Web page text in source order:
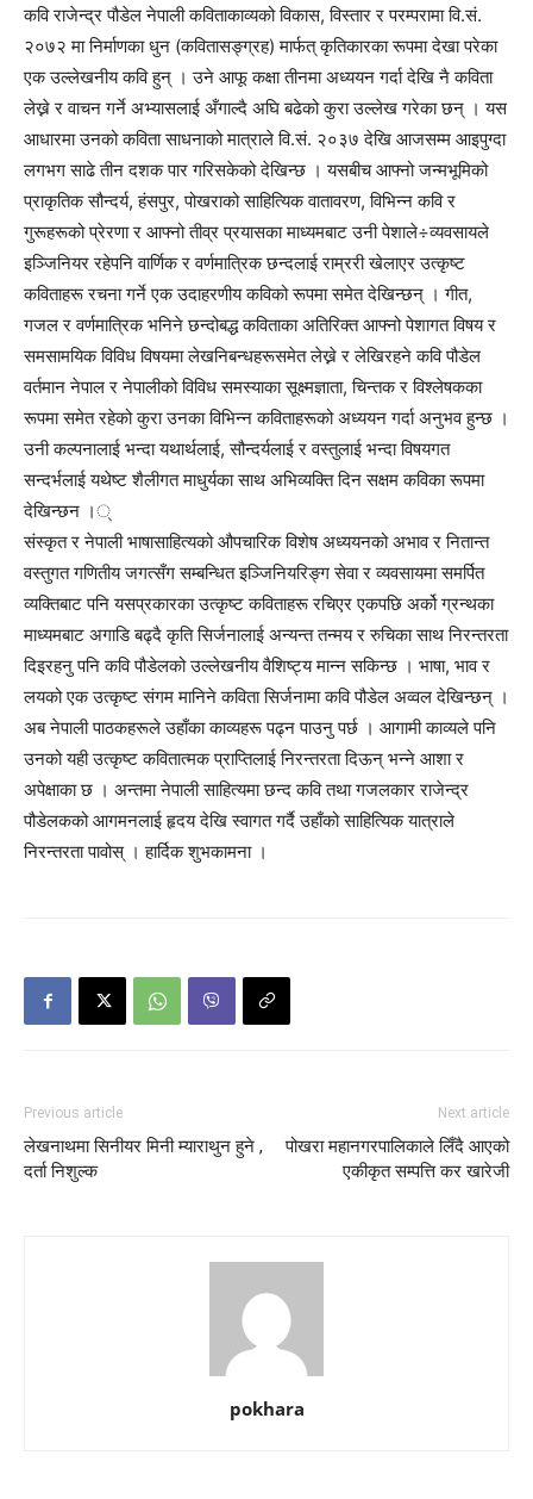
कवि राजेन्द्र पौडेल नेपाली कविताकाव्यको विकास, विस्तार र परम्परामा वि.सं.
२०७२ मा निर्माणका धुन (कवितासङ्ग्रह) मार्फत् कृतिकारका रूपमा देखा परेका
एक उल्लेखनीय कवि हुन् । उने आफू कक्षा तीनमा अध्ययन गर्दा देखि नै कविता
लेख्ने र वाचन गर्ने अभ्यासलाई अँगाल्दै अघि बढेको कुरा उल्लेख गरेका छन् । यस
आधारमा उनको कविता साधनाको मात्राले वि.सं. २०३७ देखि आजसम्म आइपुग्दा
लगभग साढे तीन दशक पार गरिसकेको देखिन्छ । यसबीच आफ्नो जन्मभूमिको
प्राकृतिक सौन्दर्य, हंसपुर, पोखराको साहित्यिक वातावरण, विभिन्न कवि र
गुरूहरूको प्रेरणा र आफ्नो तीव्र प्रयासका माध्यमबाट उनी पेशाले÷व्यवसायले
इञ्जिनियर रहेपनि वार्णिक र वर्णमात्रिक छन्दलाई राम्ररी खेलाएर उत्कृष्ट
कविताहरू रचना गर्ने एक उदाहरणीय कविको रूपमा समेत देखिन्छन् । गीत,
गजल र वर्णमात्रिक भनिने छन्दोबद्ध कविताका अतिरिक्त आफ्नो पेशागत विषय र
समसामयिक विविध विषयमा लेखनिबन्धहरूसमेत लेख्ने र लेखिरहने कवि पौडेल
वर्तमान नेपाल र नेपालीको विविध समस्याका सूक्ष्मज्ञाता, चिन्तक र विश्लेषकका
रूपमा समेत रहेको कुरा उनका विभिन्न कविताहरूको अध्ययन गर्दा अनुभव हुन्छ ।
उनी कल्पनालाई भन्दा यथार्थलाई, सौन्दर्यलाई र वस्तुलाई भन्दा विषयगत
सन्दर्भलाई यथेष्ट शैलीगत माधुर्यका साथ अभिव्यक्ति दिन सक्षम कविका रूपमा
देखिन्छन ।्
संस्कृत र नेपाली भाषासाहित्यको औपचारिक विशेष अध्ययनको अभाव र नितान्त
वस्तुगत गणितीय जगत्सँग सम्बन्धित इञ्जिनियरिङ्ग सेवा र व्यवसायमा समर्पित
व्यक्तिबाट पनि यसप्रकारका उत्कृष्ट कविताहरू रचिएर एकपछि अर्को ग्रन्थका
माध्यमबाट अगाडि बढ्दै कृति सिर्जनालाई अन्यन्त तन्मय र रुचिका साथ निरन्तरता
दिइरहनु पनि कवि पौडेलको उल्लेखनीय वैशिष्ट्य मान्न सकिन्छ । भाषा, भाव र
लयको एक उत्कृष्ट संगम मानिने कविता सिर्जनामा कवि पौडेल अव्वल देखिन्छन् ।
अब नेपाली पाठकहरूले उहाँका काव्यहरू पढ्न पाउनु पर्छ । आगामी काव्यले पनि
उनको यही उत्कृष्ट कवितात्मक प्राप्तिलाई निरन्तरता दिऊन् भन्ने आशा र
अपेक्षाका छ । अन्तमा नेपाली साहित्यमा छन्द कवि तथा गजलकार राजेन्द्र
पौडेलकको आगमनलाई हृदय देखि स्वागत गर्दै उहाँको साहित्यिक यात्राले
निरन्तरता पावोस् । हार्दिक शुभकामना ।
Previous article
लेखनाथमा सिनीयर मिनी म्याराथुन हुने ,
दर्ता निशुल्क
Next article
पोखरा महानगरपालिकाले लिँदै आएको
एकीकृत सम्पत्ति कर खारेजी
pokhara